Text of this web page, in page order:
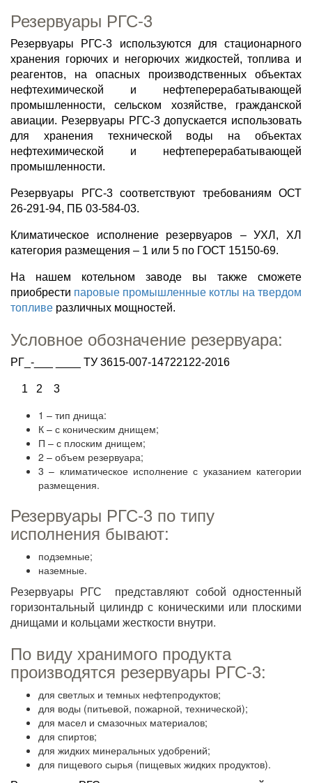
Резервуары РГС-3
Резервуары РГС-3 используются для стационарного
хранения горючих и негорючих жидкостей, топлива и
реагентов, на опасных производственных объектах
нефтехимической и нефтеперерабатывающей
промышленности, сельском хозяйстве, гражданской
авиации. Резервуары РГС-3 допускается использовать
для хранения технической воды на объектах
нефтехимической и нефтеперерабатывающей
промышленности.
Резервуары РГС-3 соответствуют требованиям ОСТ
26-291-94, ПБ 03-584-03.
Климатическое исполнение резервуаров – УХЛ, ХЛ
категория размещения – 1 или 5 по ГОСТ 15150-69.
На нашем котельном заводе вы также сможете
приобрести паровые промышленные котлы на твердом
топливе различных мощностей.
Условное обозначение резервуара:
РГ_-___ ____ ТУ 3615-007-14722122-2016
1 2 3
1 – тип днища:
К – с коническим днищем;
П – с плоским днищем;
2 – объем резервуара;
3 – климатическое исполнение с указанием категории
размещения.
Резервуары РГС-3 по типу
исполнения бывают:
подземные;
наземные.
Резервуары РГС представляют собой одностенный
горизонтальный цилиндр с коническими или плоскими
днищами и кольцами жесткости внутри.
По виду хранимого продукта
производятся резервуары РГС-3:
для светлых и темных нефтепродуктов;
для воды (питьевой, пожарной, технической);
для масел и смазочных материалов;
для спиртов;
для жидких минеральных удобрений;
для пищевого сырья (пищевых жидких продуктов).